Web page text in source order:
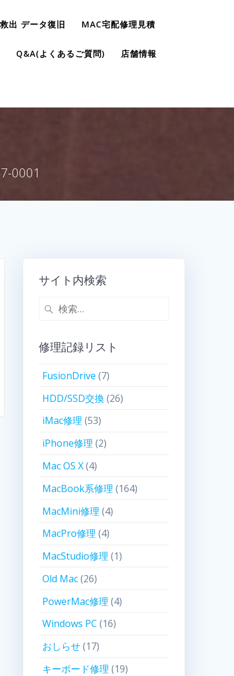
出 データ復旧 MAC宅配修理見積
Q&A(よくあるご質問) 店舗情報
0001
サイト内検索
修理記録リスト
FusionDrive (7)
HDD/SSD交換 (26)
iMac修理 (53)
iPhone修理 (2)
Mac OS X(4)
MacBook系修理 (164)
MacMini修理 (4)
MacPro修理 (4)
MacStudio修理 (1)
Old Mac(26)
PowerMac修理 (4)
Windows PC (16)
おしらせ(17)
キーボード修理 (19)